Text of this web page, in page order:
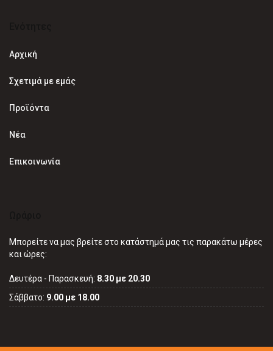
Αρχική
Σχετιμά με εμάς
Προϊόντα
Νέα
Επικοινωνία
Μπορείτε να μας βρείτε στο κατάστημά μας τις παρακάτω μέρες
και ώρες:
Δευτέρα - Παρασκευή: 8.30 με 20.30
Σάββατο: 9.00 με 18.00